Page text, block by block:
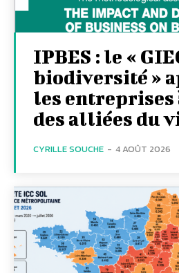
IPBES : le «
biodiversité »
les entreprises
des alliées du
CYRILLE SOUCHE - 4 AOÛT 2026